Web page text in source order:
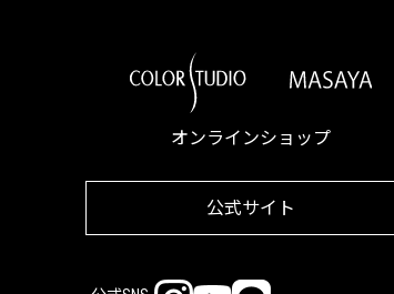
オンラインショップ
公式サイト